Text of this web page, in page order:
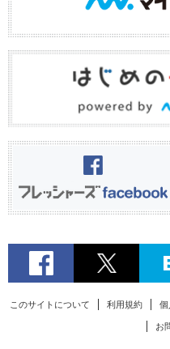
このサイトについて 利用規約 個
お